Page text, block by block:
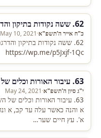
62. ששה נקודות בתיקון והדרגתם
כ"ח אייר ה'תשפ"א·
May 10, 2021
62. ששה נקודות בתיקון
https://wp.me/p5Jxjf-1Qc
63. עיבור האורות וכלים של השבירה להעלאת מן
י"ג סיון ה'תשפ"א·
May 24, 2021
63. עיבור האורות וכלים
א והנה כאשר עלה עד קב, א
א'. עץ חיים שער…